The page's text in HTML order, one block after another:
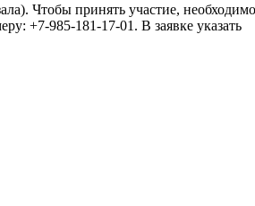
Чтобы принять участие, необходимо
+7-985-181-17-01. В заявке указать